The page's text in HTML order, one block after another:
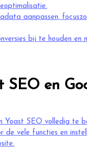
aanpassen,
bij te houden en
SEO en
SEO volledig te
de vele functies en